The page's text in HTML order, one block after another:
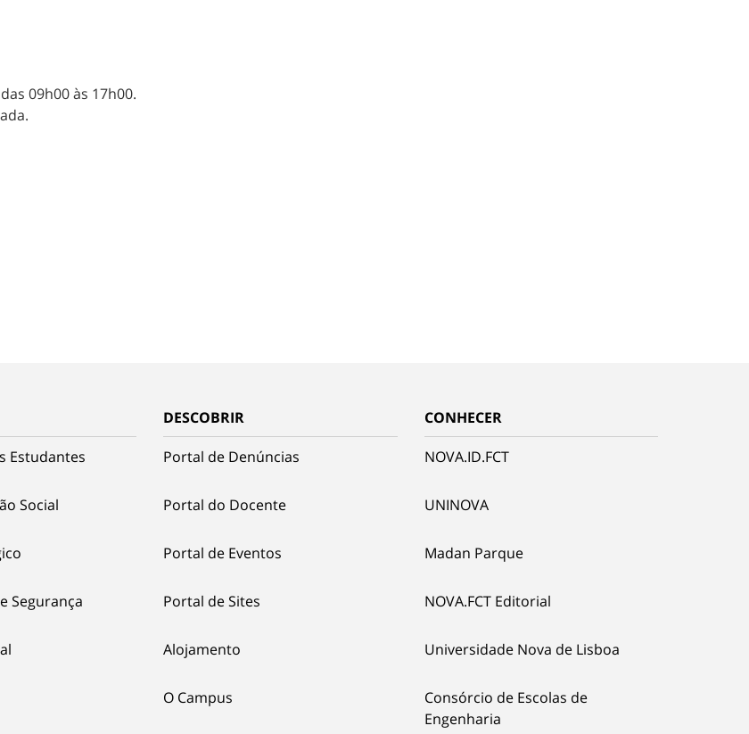
09h00 às 17h00.
Estudantes
Social
Segurança
DESCOBRIR
Portal de Denúncias
Portal do Docente
Portal de Eventos
Portal de Sites
Alojamento
O Campus
CONHECER
NOVA.ID.FCT
UNINOVA
Madan Parque
NOVA.FCT Editorial
Universidade Nova de Lisboa
Consórcio de Escolas de
Engenharia